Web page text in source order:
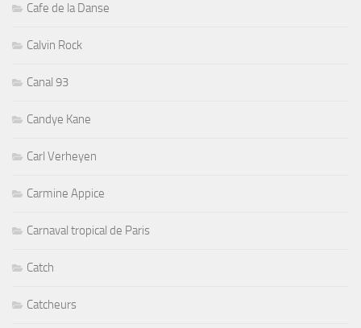
Cafe de la Danse
Calvin Rock
Canal 93
Candye Kane
Carl Verheyen
Carmine Appice
Carnaval tropical de Paris
Catch
Catcheurs